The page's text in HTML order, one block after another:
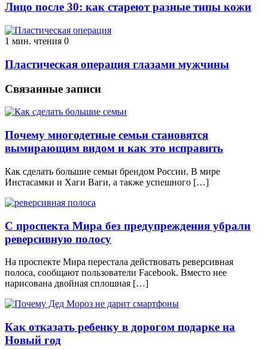
Лицо после 30: как стареют разные типы кожи
1 мин. чтения 0
Пластическая операция глазами мужчины
Связанные записи
Почему многодетные семьи становятся
вымирающим видом и как это исправить
Как сделать большие семьи брендом России. В мире
Инстасамки и Хаги Ваги, а также успешного […]
С проспекта Мира без предупреждения убрали
реверсивную полосу
На проспекте Мира перестала действовать реверсивная
полоса, сообщают пользователи Facebook. Вместо нее
нарисована двойная сплошная […]
Как отказать ребенку в дорогом подарке на
Новый год